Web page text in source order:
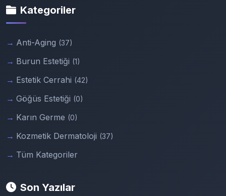
Kategoriler
Anti-Aging (37)
Burun Estetiği (1)
Estetik Cerrahi (42)
Göğüs Estetiği (0)
Karın Germe (0)
Kozmetik Dermatoloji (37)
Tüm Kategoriler
Son Yazılar